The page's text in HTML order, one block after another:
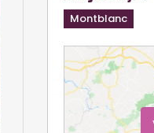
Montblanc